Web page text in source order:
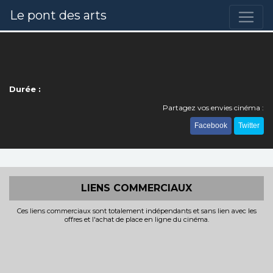
Le pont des arts
Durée :
Partagez vos envies cinéma :
Facebook Twitter
LIENS COMMERCIAUX
Ces liens commerciaux sont totalement indépendants et sans lien avec les
offres et l'achat de place en ligne du cinéma.